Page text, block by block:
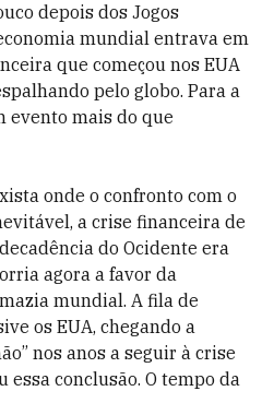
depois dos Jogos
mundial entrava em
que começou nos EUA
pelo globo. Para a
evento mais do que
onde o confronto com o
a crise financeira de
do Ocidente era
agora a favor da
mundial. A fila de
os EUA, chegando a
nos anos a seguir à crise
essa conclusão. O tempo da